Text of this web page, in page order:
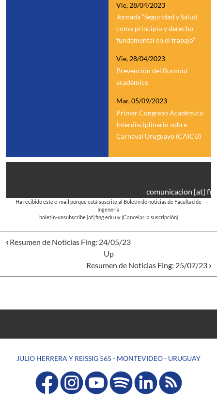
Vie, 28/04/2023
Jornada “Seguridad y Salud
como principio y derecho
fundamental en el trabajo”
Vie, 28/04/2023
Prevención del Burnout
académico
Mar, 05/09/2023
Primer Congreso Académico
Interdisciplinario sobre
Carnaval Uruguayo (CAICU)
comunicacion [at]
Ha recibido este e-mail porque está suscrito al Boletín de noticias de Facultad de
Ingenería
boletin-unsubscribe[at]fing.edu.uy(Cancelar la suscripción)
‹ Resumen de Noticias Fing: 24/05/23
Up
Resumen de Noticias Fing: 25/07/23 ›
JULIO HERRERA Y REISSIG 565 - MONTEVIDEO - URUGUAY